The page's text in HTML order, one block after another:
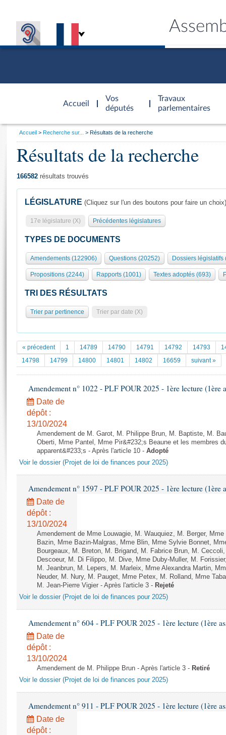
Accueil
d'accueil
Vos
députés
Travaux
parlementaires
Présidence
577 députés
Groupes politiques
Séance publique
Commissions et autres organes
Europe et International
Pétitions
Documents parlementaires
Projets de loi
Propositions de loi
Amendements
Textes adoptés
Rapports d'information
Rapports d'enquête
Rapports législatifs
Baromètre de l’application des lois
Dossiers législatifs
Budget et sécurité sociale
Questions écrites et orales
Comptes rendus des débats
Général
Rôle et pouvoirs de l'Assemblée
Organisation de l'Assemblée
Présidence Conférence des Présidents Bureau Collège des
Statistiques et chiffres clés
Documents de référence
( Constitution | Règlement de l'Assemblée ... )
Histoire
Juniors
Anciennes législatures
Liens vers les sites publics
Visiter l'Assemblée
Visite virtuelle du palais Bourbon
Assister à une séance
La Bibliothèque
Les archives
Photos libres de droit
Vous
Accueil Recherche sur... Résultats de la recherche
Résultats de la recherche
166582 résultats trouvés
LÉGISLATURE (Cliquez sur l'un des boutons pour faire un choix)
17e législature (X) Précédentes législatures
TYPES DE DOCUMENTS
Amendements (122906) Questions (20252) Dossiers législatifs
Propositions (2244) Rapports (1001) Textes adoptés (693)
TRI DES RÉSULTATS
Trier par pertinence Trier par date (X)
« précedent 1 14789 14790 14791 14792 14793
14798
14799 14800 14801 14802 16659 suivant »
Amendement n° 1022 - PLF POUR 2025 - 1ère lecture (1ère
Date de
dépôt :
13/10/2024
Amendement de M. Garot, M. Philippe Brun, M. Baptiste, M.
Oberti, Mme Pantel, Mme Pir&#232;s Beaune et les membres
apparent&#233;s - Après l'article 10 - Adopté
Voir le dossier (Projet de loi de finances pour 2025)
Amendement n° 1597 - PLF POUR 2025 - 1ère lecture (1ère
Date de
dépôt :
13/10/2024
Amendement de Mme Louwagie, M. Wauquiez, M. Berger,
Bazin, Mme Bazin-Malgras, Mme Blin, Mme Sylvie Bonnet,
Bourgeaux, M. Breton, M. Brigand, M. Fabrice Brun, M.
Descoeur, M. Di Filippo, M. Dive, Mme Duby-Muller, M.
M. Jeanbrun, M. Lepers, M. Marleix, Mme Alexandra Martin,
Neuder, M. Nury, M. Pauget, Mme Petex, M. Rolland, Mme
M. Jean-Pierre Vigier - Après l'article 3 - Rejeté
Voir le dossier (Projet de loi de finances pour 2025)
Amendement n° 604 - PLF POUR 2025 - 1ère lecture (1ère
Date de
dépôt :
13/10/2024
Amendement de M. Philippe Brun - Après l'article 3 - Retiré
Voir le dossier (Projet de loi de finances pour 2025)
Amendement n° 911 - PLF POUR 2025 - 1ère lecture (1ère
Date de
dépôt :